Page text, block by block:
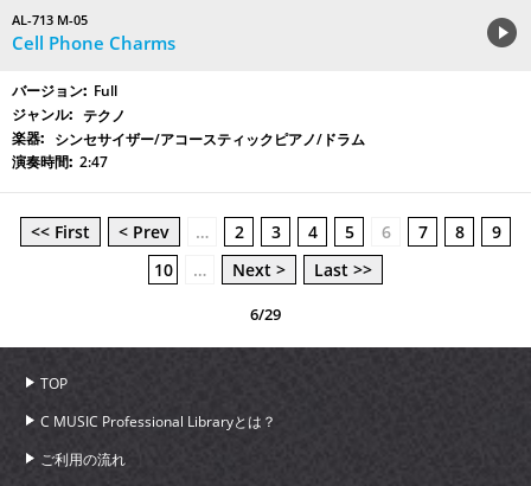
AL-713 M-05
Cell Phone Charms
Full
テクノ
シンセサイザー/アコースティックピアノ/ドラム
2:47
<< First < Prev … 2 3 4 5 6 7 8
9
10
… Next > Last >>
6/29
TOP
C MUSIC Professional Libraryとは？
ご利用の流れ